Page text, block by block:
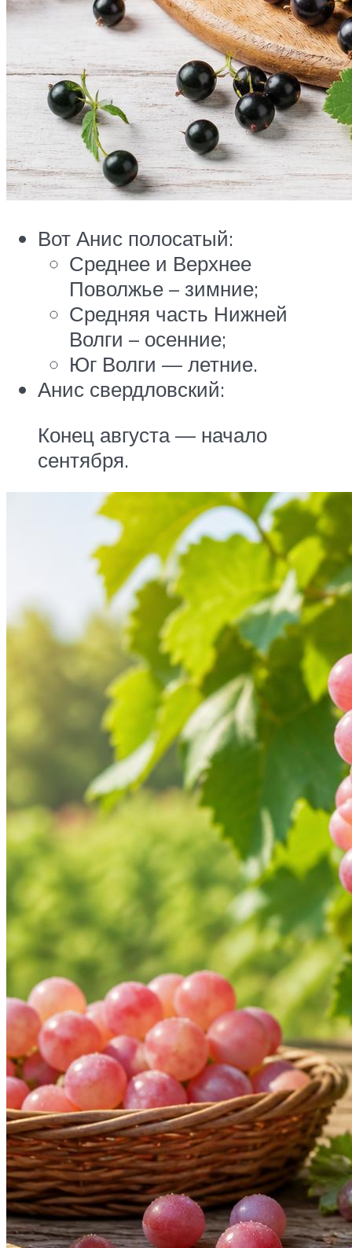
Вот Анис полосатый:
Среднее и Верхнее
Поволжье – зимние;
Средняя часть Нижней
Волги – осенние;
Юг Волги — летние.
Анис свердловский:
Конец августа — начало
сентября.